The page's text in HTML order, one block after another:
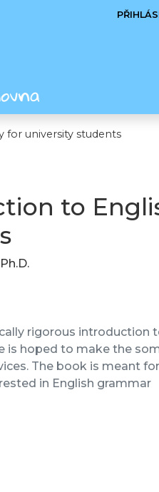
university students
to
rigorous introduction
is hoped to make the
The book is meant
in English grammar